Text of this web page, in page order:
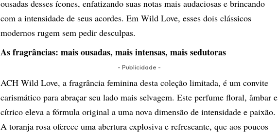
ousadas desses ícones, enfatizando suas notas mais audaciosas e brincando
com a intensidade de seus acordes. Em Wild Love, esses dois clássicos
modernos rugem sem pedir desculpas.
As fragrâncias: mais ousadas, mais intensas, mais sedutoras
- Publicidade -
ACH Wild Love, a fragrância feminina desta coleção limitada, é um convite
carismático para abraçar seu lado mais selvagem. Este perfume floral, âmbar e
cítrico eleva a fórmula original a uma nova dimensão de intensidade e paixão.
A toranja rosa oferece uma abertura explosiva e refrescante, que aos poucos